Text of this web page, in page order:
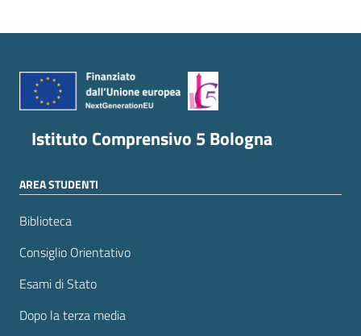
Istituto Comprensivo 5 Bologna
AREA STUDENTI
Biblioteca
Consiglio Orientativo
Esami di Stato
Dopo la terza media